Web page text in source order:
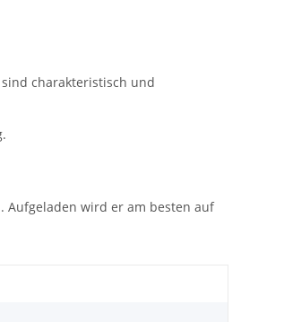
charakteristisch und
Aufgeladen wird er am besten auf